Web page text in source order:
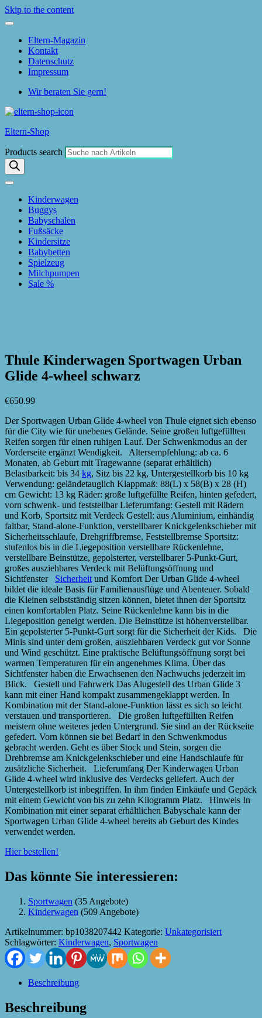
Skip to the content
Eltern-Magazin
Kontakt
Datenschutz
Impressum
Wir beraten Sie gern!
Eltern-Shop
Products search
Kinderwagen
Buggys
Babyschalen
Fußsäcke
Kindersitze
Babybetten
Spielzeug
Milchpumpen
Sale %
Thule Kinderwagen Sportwagen Urban
Glide 4-wheel schwarz
€650.99
Der Sportwagen Urban Glide 4-wheel von Thule eignet sich ebenso
für die City wie für unebenes Gelände. Seine großen luftgefüllten
Reifen sorgen für einen ruhigen Lauf. Der Schwenkmodus an der
Vorderseite ergänzt Wendigkeit. Altersempfehlung: ab ca. 6
Monaten, ab Geburt mit Tragewanne (separat erhältlich)
Belastbarkeit: bis 34 kg, Sitz bis 22 kg, Untergestellkorb bis 10 kg
Verwendung: geländetauglich Klappmaß: 88(L) x 58(B) x 28 (H)
cm Gewicht: 13 kg Räder: große luftgefüllte Reifen, hinten gefedert,
vorn schwenk- und feststellbar Lieferumfang: Gestell mit Rädern
und Korb, Sportsitz mit Verdeck Gestell: aus Aluminium, einhändig
faltbar, Stand-alone-Funktion, verstellbarer Knickgelenkschieber mit
Sicherheitsschlaufe, Drehgriffbremse, Feststellbremse Sportsitz:
stufenlos bis in die Liegeposition verstellbare Rückenlehne,
verstellbare Beinstütze, gepolsterter, verstellbarer 5-Punkt-Gurt,
großes ausziehbares Verdeck mit Belüftungsöffnung und
Sichtfenster Sicherheit und Komfort Der Urban Glide 4-wheel
bildet die ideale Basis für Familienausflüge und Abenteuer. Sobald
die Kleinen selbstständig sitzen können, bietet ihnen der Sportsitz
einen komfortablen Platz. Seine Rückenlehne kann bis in die
Liegeposition geneigt werden. Die Beinstütze ist höhenverstellbar.
Ein gepolsterter 5-Punkt-Gurt sorgt für die Sicherheit der Kids. Die
Minis sind unter dem großen, ausziehbaren Verdeck gut vor Sonne
und Wind geschützt. Eine praktische Belüftungsöffnung sorgt bei
warmen Temperaturen für ein angenehmes Klima. Über das
Sichtfenster haben die Erwachsenen den Nachwuchs jederzeit im
Blick. Gestell und Fahrwerk Das Alugestell des Urban Glide 3
kann mit einer Hand kompakt zusammengeklappt werden. In
Kombination mit der Stand-alone-Funktion lässt es sich so leicht
verstauen und transportieren. Die großen luftgefüllten Reifen
meistern ohne weiteres jeden Untergrund. Sie sind an der Rückseite
gefedert. Vorn können sie bei Bedarf in den Schwenkmodus
gebracht werden. Geht es über Stock und Stein, sorgen die
Drehbremse am Knickgelenkschieber und eine Handschlaufe für
zusätzliche Sicherheit. Lieferumfang Der Kinderwagen Urban
Glide 4-wheel wird inklusive des Verdecks geliefert. Auch der
Untergestellkorb ist inbegriffen. In ihm finden Einkäufe und Gepäck
mit einem Gewicht von bis zu zehn Kilogramm Platz. Hinweis In
Kombination mit einer separat erhältlichen Babyschale kann der
Sportwagen Urban Glide 4-wheel bereits ab Geburt des Kindes
verwendet werden.
Hier bestellen!
Das könnte Sie interessieren:
Sportwagen (35 Angebote)
Kinderwagen (509 Angebote)
Artikelnummer: bp1038207442 Kategorie: Unkategorisiert
Schlagwörter: Kinderwagen, Sportwagen
Beschreibung
Beschreibung